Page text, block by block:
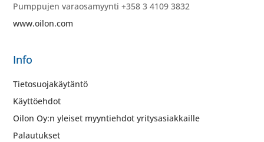
Pumppujen varaosamyynti +358 3 4109 3832
www.oilon.com
Info
Tietosuojakäytäntö
Käyttöehdot
Oilon Oy:n yleiset myyntiehdot yritysasiakkaille
Palautukset